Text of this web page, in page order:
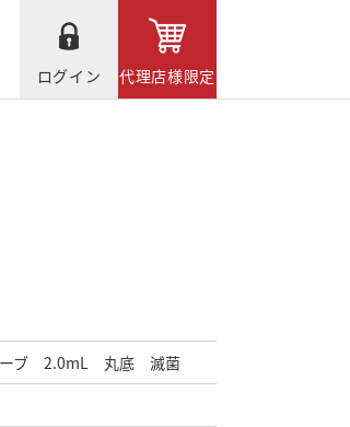
ログイン
代理店様限定
ーブ 2.0mL 丸底 滅菌